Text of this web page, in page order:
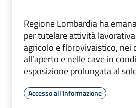
Regione Lombardia ha
per tutelare attività
agricolo e florovivaistico, nei
all’aperto e nelle cave in
esposizione prolungata al
Accesso all'informazione